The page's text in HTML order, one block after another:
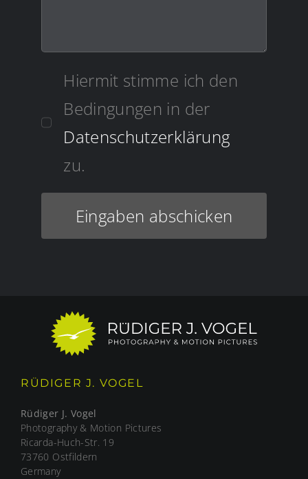
Hiermit stimme ich den
Bedingungen in der
Datenschutzerklärung
zu.
Eingaben abschicken
RÜDIGER J. VOGEL
Rüdiger J. Vogel
Photography & Motion Pictures
Ricarda-Huch-Str. 19
73760 Ostfildern
Germany